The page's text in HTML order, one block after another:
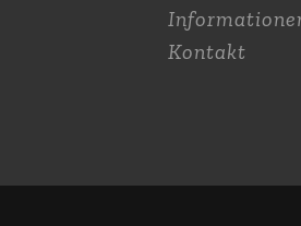
Kontakt